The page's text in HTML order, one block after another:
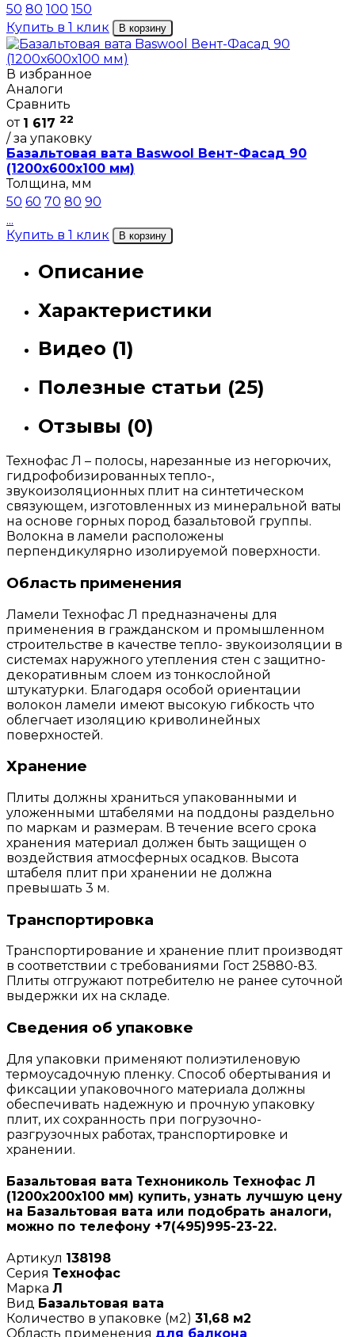
50 80 100 150
Купить в 1 клик
В корзину
В избранное
Аналоги
Сравнить
от 1 617 22
/ за упаковку
Базальтовая вата Baswool Вент-Фасад 90
(1200х600х100 мм)
Толщина, мм
50 60 70 80 90
...
Купить в 1 клик
В корзину
Описание
Характеристики
Видео (1)
Полезные статьи (25)
Отзывы (0)
Технофас Л – полосы, нарезанные из негорючих,
гидрофобизированных тепло-,
звукоизоляционных плит на синтетическом
связующем, изготовленных из минеральной ваты
на основе горных пород базальтовой группы.
Волокна в ламели расположены
перпендикулярно изолируемой поверхности.
Область применения
Ламели Технофас Л предназначены для
применения в гражданском и промышленном
строительстве в качестве тепло- звукоизоляции в
системах наружного утепления стен с защитно-
декоративным слоем из тонкослойной
штукатурки. Благодаря особой ориентации
волокон ламели имеют высокую гибкость что
облегчает изоляцию криволинейных
поверхностей.
Хранение
Плиты должны храниться упакованными и
уложенными штабелями на поддоны раздельно
по маркам и размерам. В течение всего срока
хранения материал должен быть защищен о
воздействия атмосферных осадков. Высота
штабеля плит при хранении не должна
превышать 3 м.
Транспортировка
Транспортирование и хранение плит производят
в соответствии с требованиями Гост 25880-83.
Плиты отгружают потребителю не ранее суточной
выдержки их на складе.
Сведения об упаковке
Для упаковки применяют полиэтиленовую
термоусадочную пленку. Способ обертывания и
фиксации упаковочного материала должны
обеспечивать надежную и прочную упаковку
плит, их сохранность при погрузочно-
разгрузочных работах, транспортировке и
хранении.
Базальтовая вата Технониколь Технофас Л
(1200х200х100 мм) купить, узнать лучшую цену
на Базальтовая вата или подобрать аналоги,
можно по телефону +7(495)995-23-22.
Артикул 138198
Серия Технофас
Марка Л
Вид Базальтовая вата
Количество в упаковке (м2) 31,68 м2
Область применения для балкона